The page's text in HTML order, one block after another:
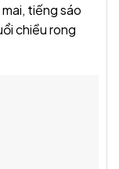
tiếng sáo
chiều rong